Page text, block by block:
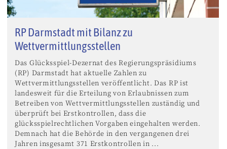
RP Darmstadt mit Bilanz zu
Wettvermittlungsstellen
Das Glücksspiel-Dezernat des Regierungspräsidiums
(RP) Darmstadt hat aktuelle Zahlen zu
Wettvermittlungsstellen veröffentlicht. Das RP ist
landesweit für die Erteilung von Erlaubnissen zum
Betreiben von Wettvermittlungsstellen zuständig und
überprüft bei Erstkontrollen, dass die
glücksspielrechtlichen Vorgaben eingehalten werden.
Demnach hat die Behörde in den vergangenen drei
Jahren insgesamt 371 Erstkontrollen in ...